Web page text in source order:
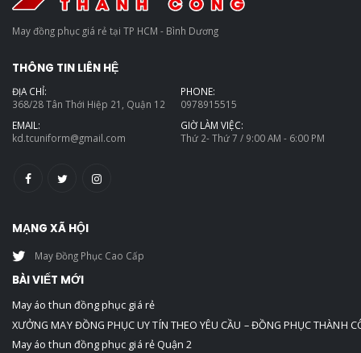
May đồng phục giá rẻ tại TP HCM - Bình Dương
THÔNG TIN LIÊN HỆ
ĐỊA CHỈ:
368/28 Tân Thới Hiệp 21, Quận 12
PHONE:
0978915515
EMAIL:
kd.tcuniform@gmail.com
GIỜ LÀM VIỆC:
Thứ 2- Thứ 7 / 9:00 AM - 6:00 PM
MẠNG XÃ HỘI
May Đồng Phục Cao Cấp
BÀI VIẾT MỚI
May áo thun đồng phục giá rẻ
XƯỞNG MAY ĐỒNG PHỤC UY TÍN THEO YÊU CẦU – ĐỒNG PHỤC THÀNH
May áo thun đồng phục giá rẻ Quận 2